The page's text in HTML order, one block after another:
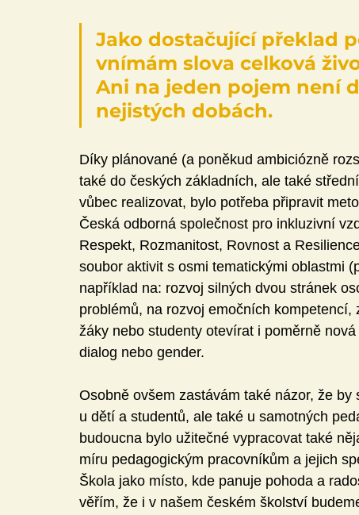
Jako dostačující překlad
vnímám slova celková
Ani na jeden pojem není
nejistých dobách.
Díky plánované (a poněkud ambiciózně
také do českých základních, ale také
vůbec realizovat, bylo potřeba připravit
Česká odborná společnost pro inkluzivní
Respekt, Rozmanitost, Rovnost a
soubor aktivit s osmi tematickými oblastmi
například na: rozvoj silných dvou stránek
problémů, na rozvoj emočních
žáky nebo studenty otevírat i poměrně
dialog nebo gender.
Osobně ovšem zastávám také názor, že
u dětí a studentů, ale také u samotných
budoucna bylo užitečné vypracovat také
míru pedagogickým pracovníkům a jejich
Škola jako místo, kde panuje pohoda a
věřím, že i v našem českém školství